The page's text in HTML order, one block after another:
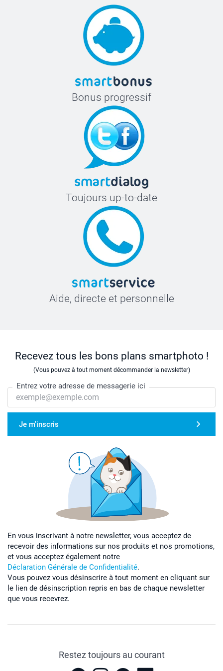
Bonus progressif
Toujours up-to-date
Aide, directe et personnelle
Recevez tous les bons plans smartphoto !
(Vous pouvez à tout moment décommander la newsletter)
Entrez votre adresse de messagerie ici
Je m'inscris
En vous inscrivant à notre newsletter, vous acceptez de
recevoir des informations sur nos produits et nos promotions,
et vous acceptez également notre
Déclaration Générale de Confidentialité.
Vous pouvez vous désinscrire à tout moment en cliquant sur
le lien de désinscription repris en bas de chaque newsletter
que vous recevrez.
Restez toujours au courant